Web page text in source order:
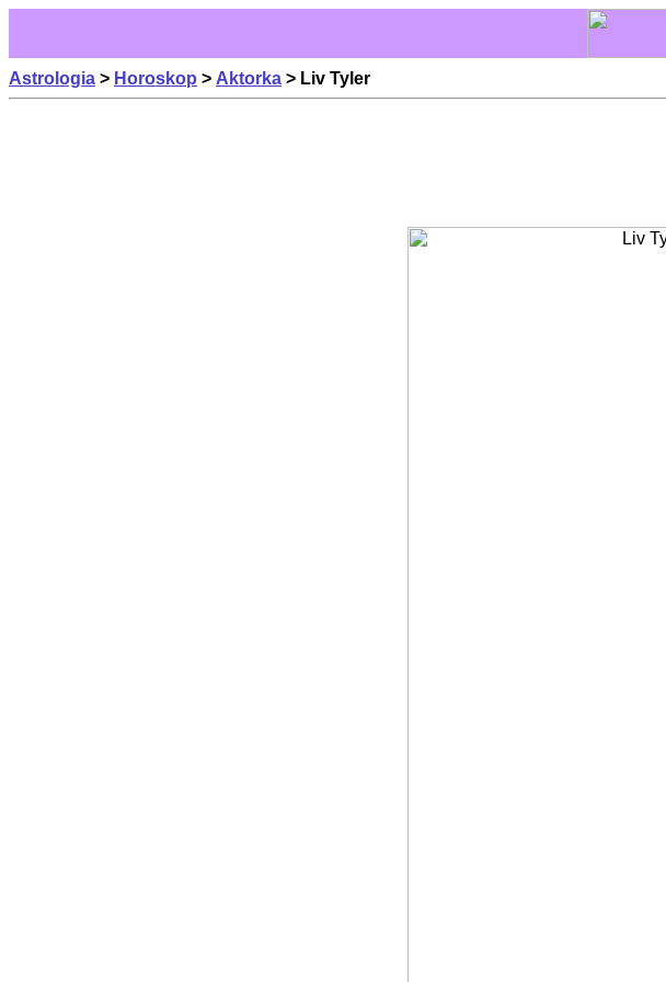
Astrologia > Horoskop > Aktorka > Liv Tyler